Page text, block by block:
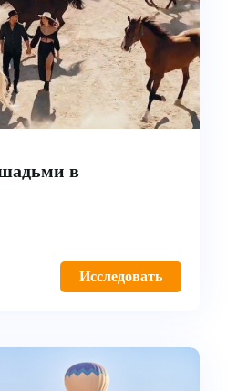
регион
регион
в
Исследовать